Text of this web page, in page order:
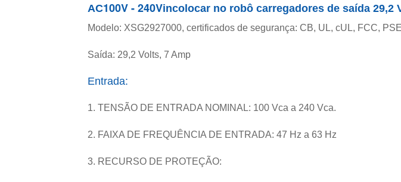
AC100V - 240Vincolocar no robô carregadores de saída 29,2
Modelo: XSG2927000, certificados de segurança: CB, UL, cUL, FCC,
Saída: 29,2 Volts, 7 Amp
Entrada:
1. TENSÃO DE ENTRADA NOMINAL: 100 Vca a 240 Vca.
2. FAIXA DE FREQUÊNCIA DE ENTRADA: 47 Hz a 63 Hz
3. RECURSO DE PROTEÇÃO: